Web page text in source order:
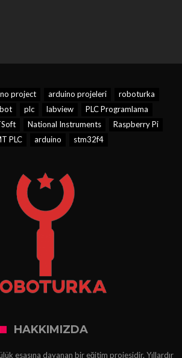
project arduino projeleri
roboturka
plc labview
PLC Programlama
National Instruments
Raspberry Pi
PLC
arduino stm32f4
HAKKIMIZDA
esasına dayanan bir eğitim projesidir. Yıllardır